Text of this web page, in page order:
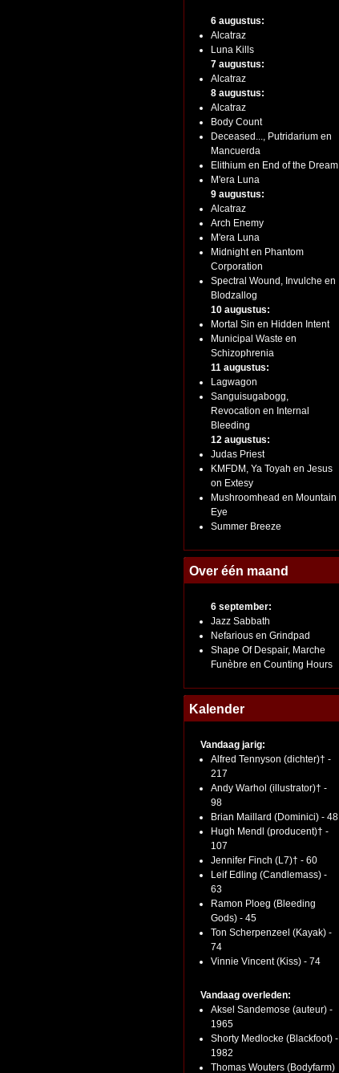
6 augustus:
Alcatraz
Luna Kills
7 augustus:
Alcatraz
8 augustus:
Alcatraz
Body Count
Deceased..., Putridarium en
Mancuerda
Elithium en End of the Dream
M'era Luna
9 augustus:
Alcatraz
Arch Enemy
M'era Luna
Midnight en Phantom
Corporation
Spectral Wound, Invulche en
Blodzallog
10 augustus:
Mortal Sin en Hidden Intent
Municipal Waste en
Schizophrenia
11 augustus:
Lagwagon
Sanguisugabogg,
Revocation en Internal
Bleeding
12 augustus:
Judas Priest
KMFDM, Ya Toyah en Jesus
on Extesy
Mushroomhead en Mountain
Eye
Summer Breeze
Over één maand
6 september:
Jazz Sabbath
Nefarious en Grindpad
Shape Of Despair, Marche
Funèbre en Counting Hours
Kalender
Vandaag jarig:
Alfred Tennyson (dichter)† -
217
Andy Warhol (illustrator)† -
98
Brian Maillard (Dominici) - 48
Hugh Mendl (producent)† -
107
Jennifer Finch (L7)† - 60
Leif Edling (Candlemass) -
63
Ramon Ploeg (Bleeding
Gods) - 45
Ton Scherpenzeel (Kayak) -
74
Vinnie Vincent (Kiss) - 74
Vandaag overleden:
Aksel Sandemose (auteur) -
1965
Shorty Medlocke (Blackfoot) -
1982
Thomas Wouters (Bodyfarm)